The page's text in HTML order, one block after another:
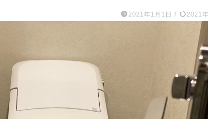
2021年1月1日 / 2021